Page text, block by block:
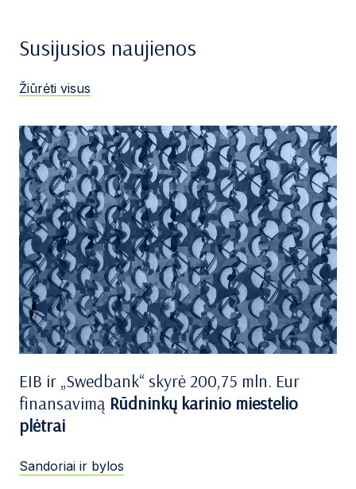
Susijusios naujienos
Žiūrėti visus
EIB ir „Swedbank“ skyrė 200,75 mln. Eur
finansavimą Rūdninkų karinio miestelio
plėtrai
Sandoriai ir bylos